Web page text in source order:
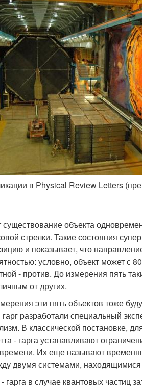
в Physical Review Letters
существование объекта
стрелки. Такие состояния
и показывает, что
условно, объект может с
- против. До измерения пять
от других.
эти пять объектов тоже
гарг разработали специальный
В классической постановке,
- гарга устанавливают
Их еще называют
двумя системами, находящимися
гарга в случае квантовых частиц